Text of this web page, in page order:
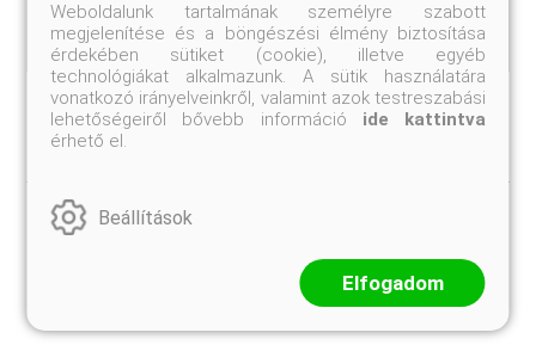
Általános szerződési feltételek
Szállítási feltételek
Weboldalunk tartalmának személyre szabott
megjelenítése és a böngészési élmény biztosítása
érdekében sütiket (cookie), illetve egyéb
technológiákat alkalmazunk. A sütik használatára
vonatkozó irányelveinkről, valamint azok testreszabási
lehetőségeiről bővebb információ ide kattintva
érhető el.
Beállítások
Elfogadom